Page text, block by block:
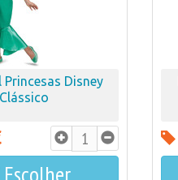
Princesas Disney
Clássico
Escolher